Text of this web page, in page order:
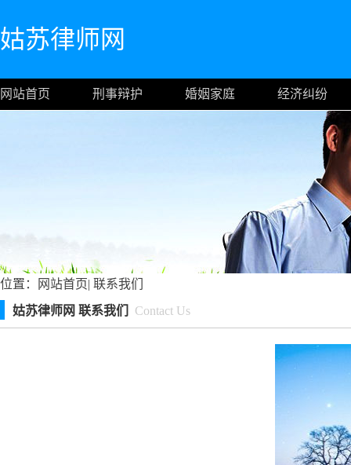
姑苏律师网
网站首页 刑事辩护 婚姻家庭 经济纠纷
位置： 网站首页| 联系我们
姑苏律师网 联系我们
Contact Us